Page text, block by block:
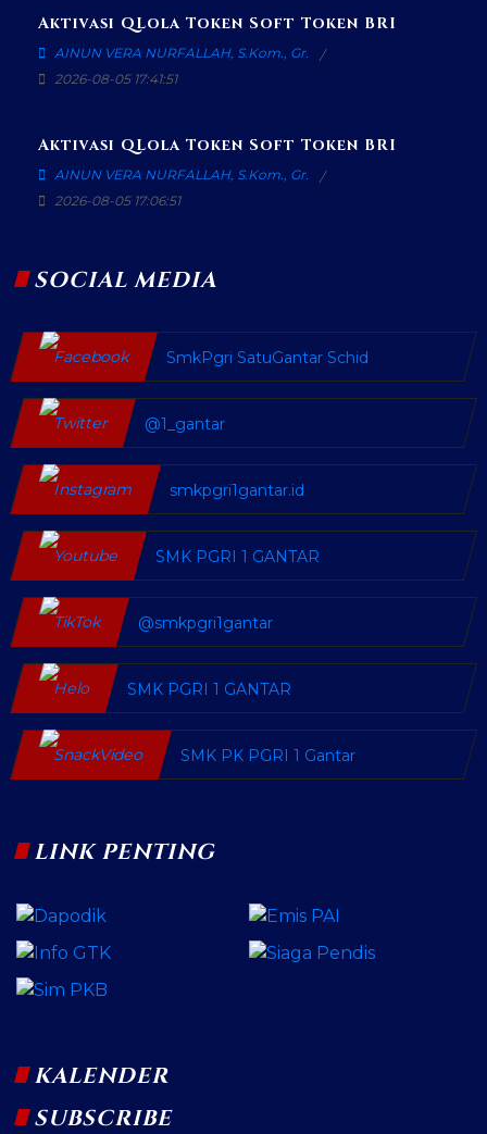
Aktivasi QLola Token Soft Token BRI
AINUN VERA NURFALLAH, S.Kom., Gr.
2026-08-05 17:41:51
Aktivasi QLola Token Soft Token BRI
AINUN VERA NURFALLAH, S.Kom., Gr.
2026-08-05 17:06:51
SOCIAL MEDIA
SmkPgri SatuGantar Schid
@1_gantar
smkpgri1gantar.id
SMK PGRI 1 GANTAR
@smkpgri1gantar
SMK PGRI 1 GANTAR
SMK PK PGRI 1 Gantar
LINK PENTING
KALENDER
SUBSCRIBE